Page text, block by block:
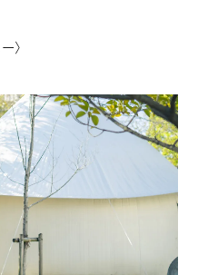
〉